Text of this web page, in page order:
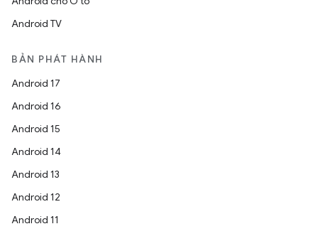
Android TV
BẢN PHÁT HÀNH
Android 17
Android 16
Android 15
Android 14
Android 13
Android 12
Android 11